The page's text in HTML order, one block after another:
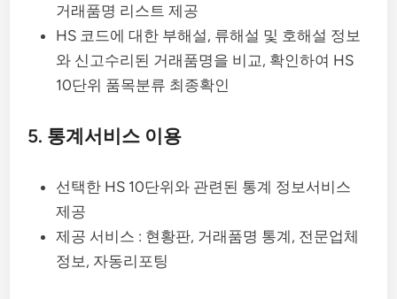
거래품명 리스트 제공
HS 코드에 대한 부해설, 류해설 및 호해설 정보
와 신고수리된 거래품명을 비교, 확인하여 HS
10단위 품목분류 최종확인
5. 통계서비스 이용
선택한 HS 10단위와 관련된 통계 정보서비스
제공
제공 서비스 : 현황판, 거래품명 통계, 전문업체
정보, 자동리포팅